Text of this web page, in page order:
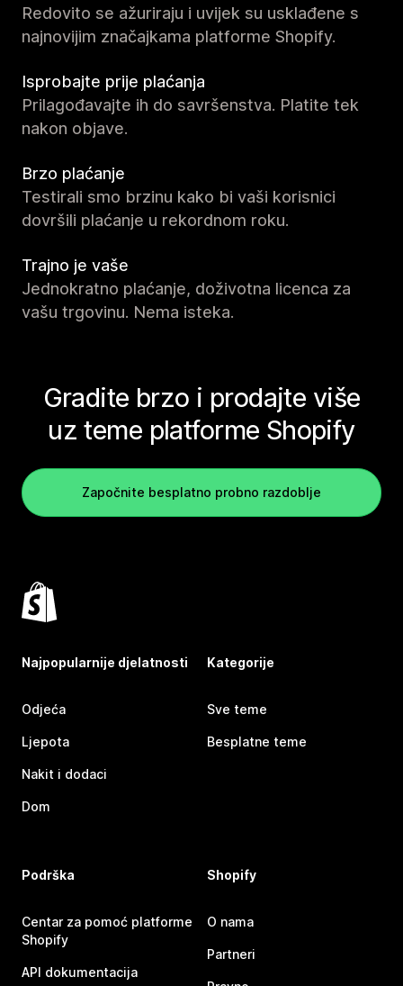
Redovito se ažuriraju i uvijek su usklađene s
najnovijim značajkama platforme Shopify.
Isprobajte prije plaćanja
Prilagođavajte ih do savršenstva. Platite tek
nakon objave.
Brzo plaćanje
Testirali smo brzinu kako bi vaši korisnici
dovršili plaćanje u rekordnom roku.
Trajno je vaše
Jednokratno plaćanje, doživotna licenca za
vašu trgovinu. Nema isteka.
Gradite brzo i prodajte više
uz teme platforme Shopify
Započnite besplatno probno razdoblje
Najpopularnije djelatnosti
Odjeća
Ljepota
Nakit i dodaci
Dom
Kategorije
Sve teme
Besplatne teme
Podrška
Centar za pomoć platforme
Shopify
API dokumentacija
Shopify
O nama
Partneri